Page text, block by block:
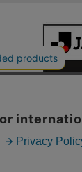
本サイトで使
© JAPAN